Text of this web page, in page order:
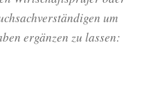
um
ergänzen zu lassen: